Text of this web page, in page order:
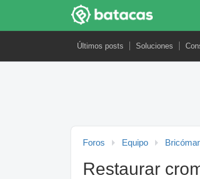
Últimos posts Soluciones
Foros Equipo
Restaurar